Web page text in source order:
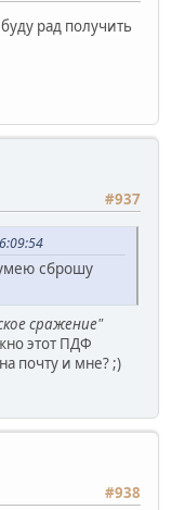
рад получить
#937
сброшу
сражение"
этот ПДФ
почту и мне? ;)
#938